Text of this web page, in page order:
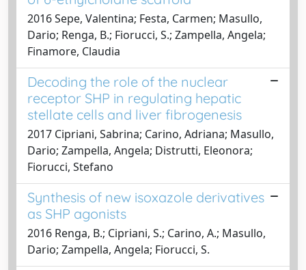
2016 Sepe, Valentina; Festa, Carmen; Masullo,
Dario; Renga, B.; Fiorucci, S.; Zampella, Angela;
Finamore, Claudia
Decoding the role of the nuclear
receptor SHP in regulating hepatic
stellate cells and liver fibrogenesis
2017 Cipriani, Sabrina; Carino, Adriana; Masullo,
Dario; Zampella, Angela; Distrutti, Eleonora;
Fiorucci, Stefano
Synthesis of new isoxazole derivatives
as SHP agonists
2016 Renga, B.; Cipriani, S.; Carino, A.; Masullo,
Dario; Zampella, Angela; Fiorucci, S.